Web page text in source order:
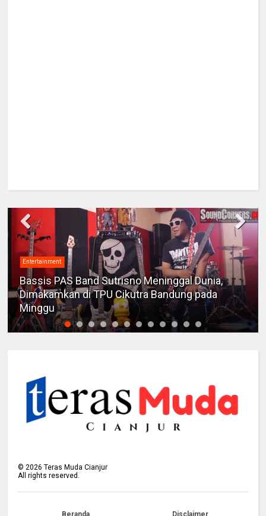
Entertainment
Bassis PAS Band Sutrisno Meninggal Dunia,
Dimakamkan di TPU Cikutra Bandung pada
Minggu
©2026 Teras Muda Cianjur
All rights reserved.